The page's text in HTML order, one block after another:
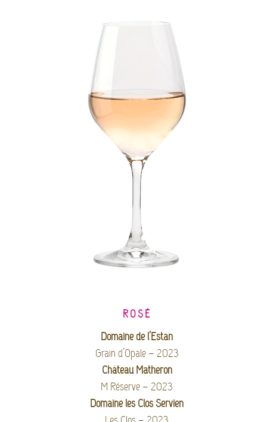
ROSÉ
Domaine de l’Estan
Grain d’Opale – 2023
Château Matheron
M Réserve – 2023
Domaine les Clos Servien